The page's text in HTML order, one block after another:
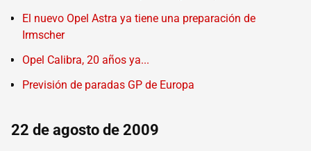
El nuevo Opel Astra ya tiene una preparación de
Irmscher
Opel Calibra, 20 años ya...
Previsión de paradas GP de Europa
22 de agosto de 2009